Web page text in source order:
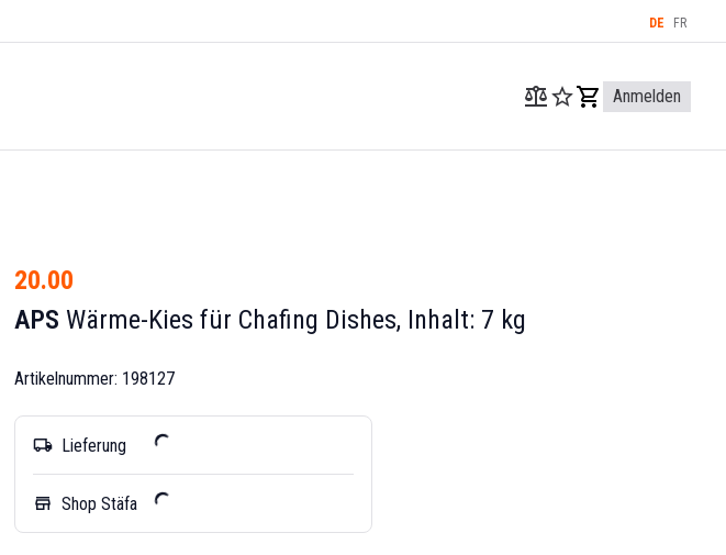
DE FR
Anmelden
20.00
APS Wärme-Kies für Chafing Dishes, Inhalt: 7 kg
Artikelnummer: 198127
local_shipping Lieferung
store Shop Stäfa